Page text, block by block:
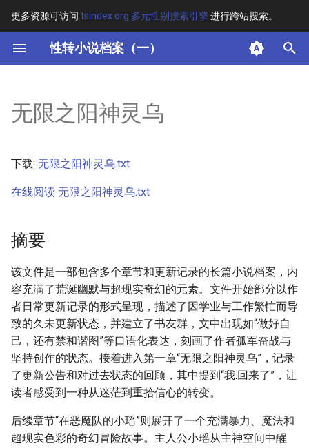
更多资源可访问 tsindex.org 多元性别搜索引擎进行跨站搜索。
性转小说档案（一）
键
开
搜
索
其他信息
正文
无限之阳神灵乌
下载: 无限之阳神灵乌.txt
在线阅读 无限之阳神灵乌.txt
摘要
该文件是一部包含多个章节和更新记录的长篇小说档案，内
容充满了荒诞幽默与超现实奇幻的元素。文件开始部分以作
者日常更新记录的形式呈现，描述了因学业与工作繁忙而导
致的久未更新状态，并建立了书友群，文中出现如“做好自
己，还有禁和谐图”等口语化表达，刻画了作者孤军奋战与
坚持创作的状态。接着进入第一章“无限之阳神灵乌”，记录
了更新公告和对过去状态的回顾，其中提到“我.回来了”，让
读者感受到一种从迷茫到重拾信心的转变。
后续章节“在恶魔队的小瑶”则展开了一个充满暴力、魔法和
超现实色彩的奇幻冒险故事。主人公小瑶从主神空间中醒